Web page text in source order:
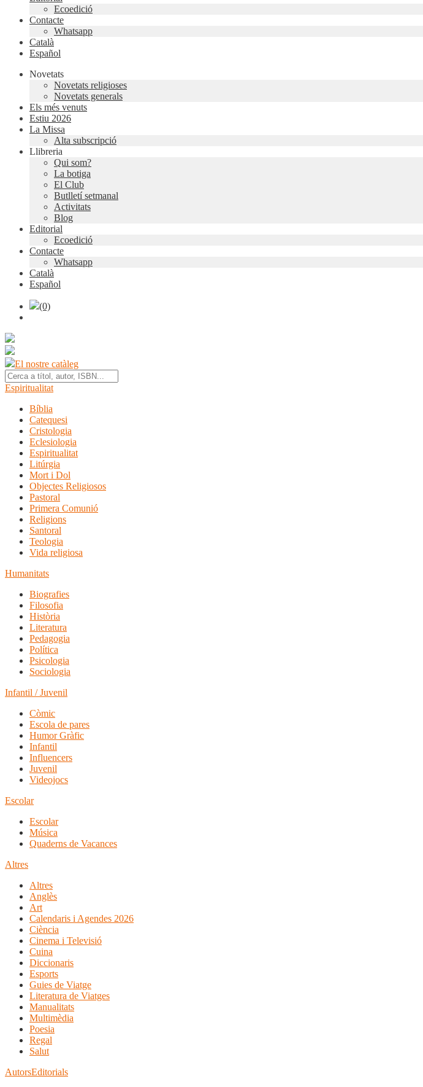
Ecoedició
Contacte
Whatsapp
Català
Español
Novetats
Novetats religioses
Novetats generals
Els més venuts
Estiu 2026
La Missa
Alta subscripció
Llibreria
Qui som?
La botiga
El Club
Butlletí setmanal
Activitats
Blog
Editorial
Ecoedició
Contacte
Whatsapp
Català
Español
(0)
El nostre catàleg
Espiritualitat
Bíblia
Catequesi
Cristologia
Eclesiologia
Espiritualitat
Litúrgia
Mort i Dol
Objectes Religiosos
Pastoral
Primera Comunió
Religions
Santoral
Teologia
Vida religiosa
Humanitats
Biografies
Filosofia
Història
Literatura
Pedagogia
Política
Psicologia
Sociologia
Infantil / Juvenil
Còmic
Escola de pares
Humor Gràfic
Infantil
Influencers
Juvenil
Videojocs
Escolar
Escolar
Música
Quaderns de Vacances
Altres
Altres
Anglès
Art
Calendaris i Agendes 2026
Ciència
Cinema i Televisió
Cuina
Diccionaris
Esports
Guies de Viatge
Literatura de Viatges
Manualitats
Multimèdia
Poesia
Regal
Salut
AutorsEditorials